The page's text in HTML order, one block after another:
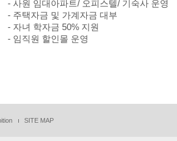
- 사원 임대아파트/ 오피스텔/ 기숙사 운영
- 주택자금 및 가계자금 대부
- 자녀 학자금 50% 지원
- 임직원 할인몰 운영
SITE MAP